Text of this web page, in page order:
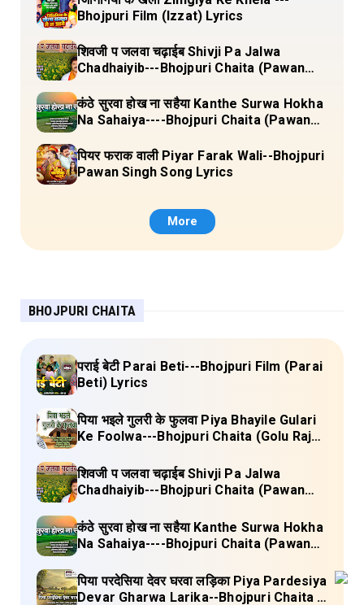
Bhojpuri Film (Izzat) Lyrics
शिवजी प जलवा चढ़ाईब Shivji Pa Jalwa
Chadhaiyib---Bhojpuri Chaita (Pawan
कंठे सुरवा होख ना सहैया Kanthe Surwa Hokha
Na Sahaiya----Bhojpuri Chaita (Pawan
पियर फराक वाली Piyar Farak Wali--Bhojpuri
Pawan Singh Song Lyrics
More
BHOJPURI CHAITA
पराई बेटी Parai Beti---Bhojpuri Film (Parai
Beti) Lyrics
पिया भइले गुलरी के फुलवा Piya Bhayile Gulari
Ke Foolwa---Bhojpuri Chaita (Golu Raja)
शिवजी प जलवा चढ़ाईब Shivji Pa Jalwa
Chadhaiyib---Bhojpuri Chaita (Pawan
कंठे सुरवा होख ना सहैया Kanthe Surwa Hokha
Na Sahaiya----Bhojpuri Chaita (Pawan
पिया परदेसिया देवर घरवा लड़िका Piya Pardesiya
Devar Gharwa Larika--Bhojpuri Chaita (